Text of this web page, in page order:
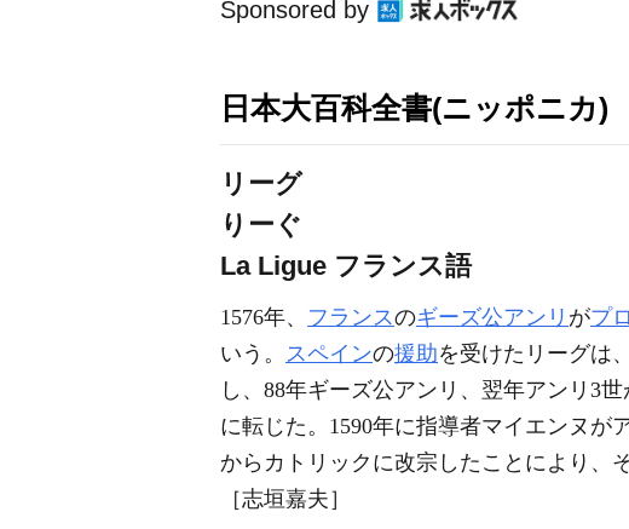
Sponsored by
日本大百科全書(ニッポニカ)
リーグ
りーぐ
La Ligue フランス語
1576年、 フランスのギーズ公アンリ がプ
いう。 スペインの援助を受けたリーグは
し、88年ギーズ公アンリ、翌年アンリ3
に転じた。1590年に指導者マイエンヌが
からカトリックに改宗したことにより、
［志垣嘉夫］